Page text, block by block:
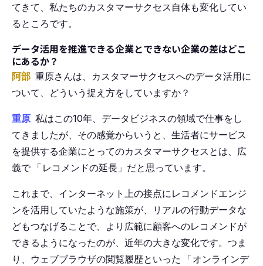
てきて、私たちのカスタマーサクセス自体も変化してい
るところです。
データ活用を推進できる企業とできない企業の差はどこ
にあるか？
阿部 重原さんは、カスタマーサクセスへのデータ活用に
ついて、どういう捉え方をしていますか？
重原 私はこの10年、データビジネスの領域で仕事をし
てきましたが、その感覚からいうと、生活者にサービス
を提供する企業にとってのカスタマーサクセスとは、広
義で 「 レコメンドの延長」だと思っています。
これまで、インターネット上の接点にレコメンドエンジ
ンを活用していたような施策が、リアルの行動データな
どもつなげることで、より広範に顧客へのレコメンドが
できるようになったのが、近年の大きな変化です。つま
り、ウェブブラウザの閲覧履歴といった
「オンラインデ